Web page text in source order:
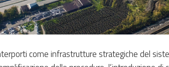
come infrastrutture strategiche del